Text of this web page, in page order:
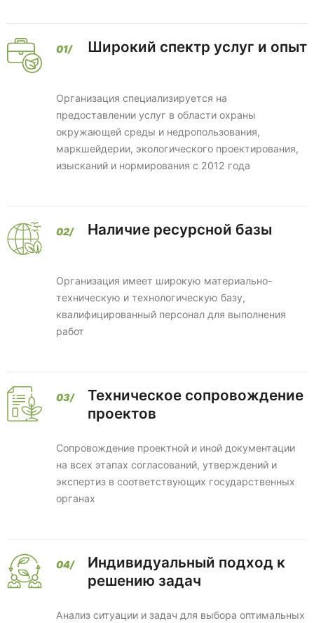
Широкий спектр услуг и опыт
Организация специализируется на
предоставлении услуг в области охраны
окружающей среды и недропользования,
маркшейдерии, экологического проектирования,
изысканий и нормирования с 2012 года
Наличие ресурсной базы
Организация имеет широкую материально-
техническую и технологическую базу,
квалифицированный персонал для выполнения
работ
Техническое сопровождение
проектов
Сопровождение проектной и иной документации
на всех этапах согласований, утверждений и
экспертиз в соответствующих государственных
органах
Индивидуальный подход к
решению задач
Анализ ситуации и задач для выбора оптимальных